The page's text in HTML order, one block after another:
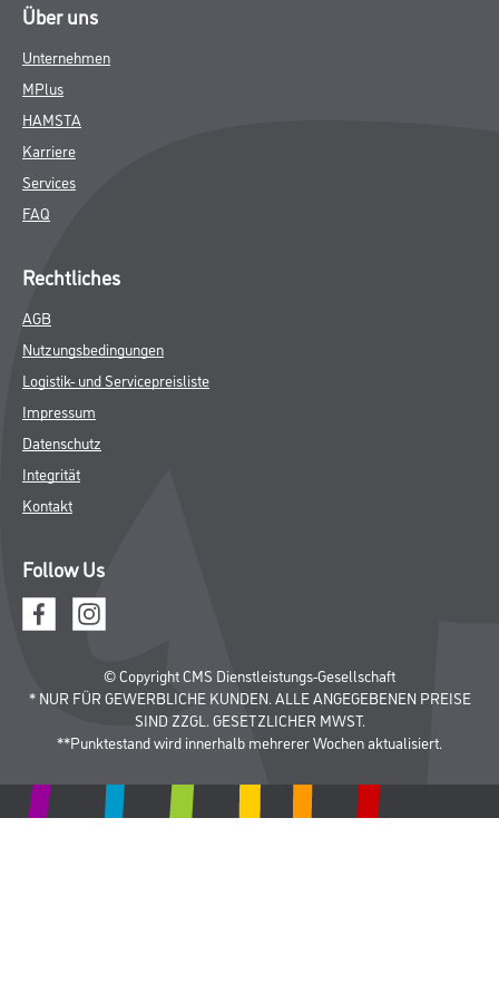
Über uns
Unternehmen
MPlus
HAMSTA
Karriere
Services
FAQ
Rechtliches
AGB
Nutzungsbedingungen
Logistik- und Servicepreisliste
Impressum
Datenschutz
Integrität
Kontakt
Follow Us
© Copyright CMS Dienstleistungs-Gesellschaft
* NUR FÜR GEWERBLICHE KUNDEN. ALLE ANGEGEBENEN PREISE
SIND ZZGL. GESETZLICHER MWST.
**Punktestand wird innerhalb mehrerer Wochen aktualisiert.